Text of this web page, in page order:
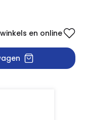
en online